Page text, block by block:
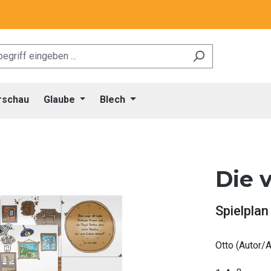
Glaube Blech
Die
Otto (Autor/